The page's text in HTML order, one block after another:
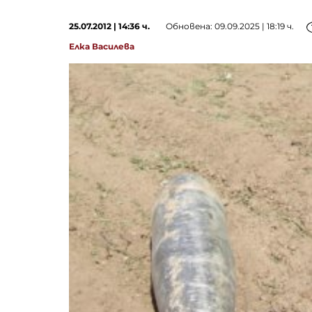
25.07.2012 | 14:36 ч. Обновена: 09.09.2025 | 18:19 ч.
Елка Василева